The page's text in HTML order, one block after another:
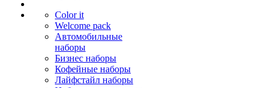
Color it
Welcome pack
Автомобильные
наборы
Бизнес наборы
Кофейные наборы
Лайфстайл наборы